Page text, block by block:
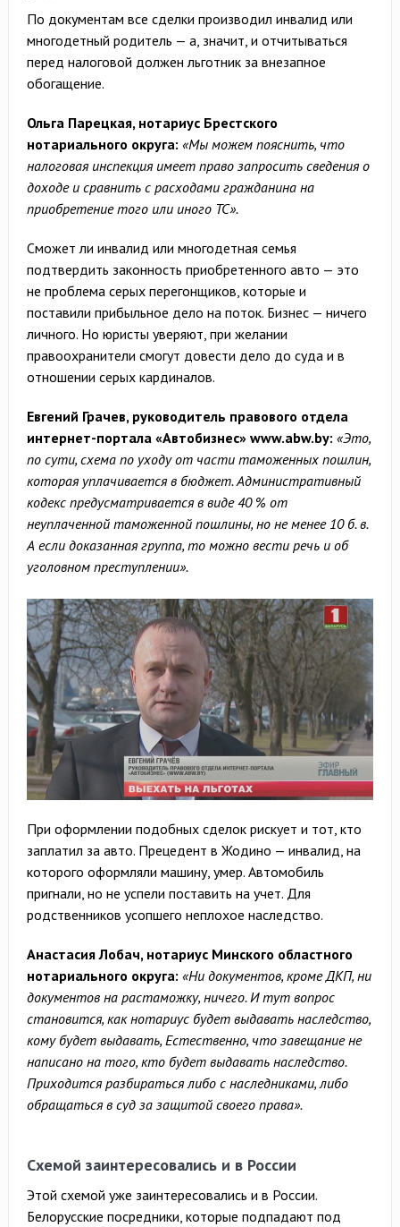
По документам все сделки производил инвалид или
многодетный родитель — а, значит, и отчитываться
перед налоговой должен льготник за внезапное
обогащение.
Ольга Парецкая, нотариус Брестского
нотариального округа: «Мы можем пояснить, что
налоговая инспекция имеет право запросить сведения о
доходе и сравнить с расходами гражданина на
приобретение того или иного ТС».
Сможет ли инвалид или многодетная семья
подтвердить законность приобретенного авто — это
не проблема серых перегонщиков, которые и
поставили прибыльное дело на поток. Бизнес — ничего
личного. Но юристы уверяют, при желании
правоохранители смогут довести дело до суда и в
отношении серых кардиналов.
Евгений Грачев, руководитель правового отдела
интернет-портала «Автобизнес» www.abw.by: «Это,
по сути, схема по уходу от части таможенных пошлин,
которая уплачивается в бюджет. Административный
кодекс предусматривается в виде 40 % от
неуплаченной таможенной пошлины, но не менее 10 б. в.
А если доказанная группа, то можно вести речь и об
уголовном преступлении».
При оформлении подобных сделок рискует и тот, кто
заплатил за авто. Прецедент в Жодино — инвалид, на
которого оформляли машину, умер. Автомобиль
пригнали, но не успели поставить на учет. Для
родственников усопшего неплохое наследство.
Анастасия Лобач, нотариус Минского областного
нотариального округа: «Ни документов, кроме ДКП, ни
документов на растаможку, ничего. И тут вопрос
становится, как нотариус будет выдавать наследство,
кому будет выдавать, Естественно, что завещание не
написано на того, кто будет выдавать наследство.
Приходится разбираться либо с наследниками, либо
обращаться в суд за защитой своего права».
Схемой заинтересовались и в России
Этой схемой уже заинтересовались и в России.
Белорусские посредники, которые подпадают под